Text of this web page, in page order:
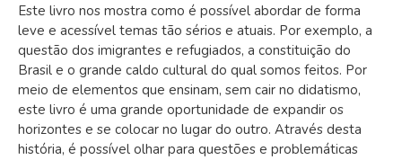
Este livro nos mostra como é possível abordar de forma
leve e acessível temas tão sérios e atuais. Por exemplo, a
questão dos imigrantes e refugiados, a constituição do
Brasil e o grande caldo cultural do qual somos feitos. Por
meio de elementos que ensinam, sem cair no didatismo,
este livro é uma grande oportunidade de expandir os
horizontes e se colocar no lugar do outro. Através desta
história, é possível olhar para questões e problemáticas